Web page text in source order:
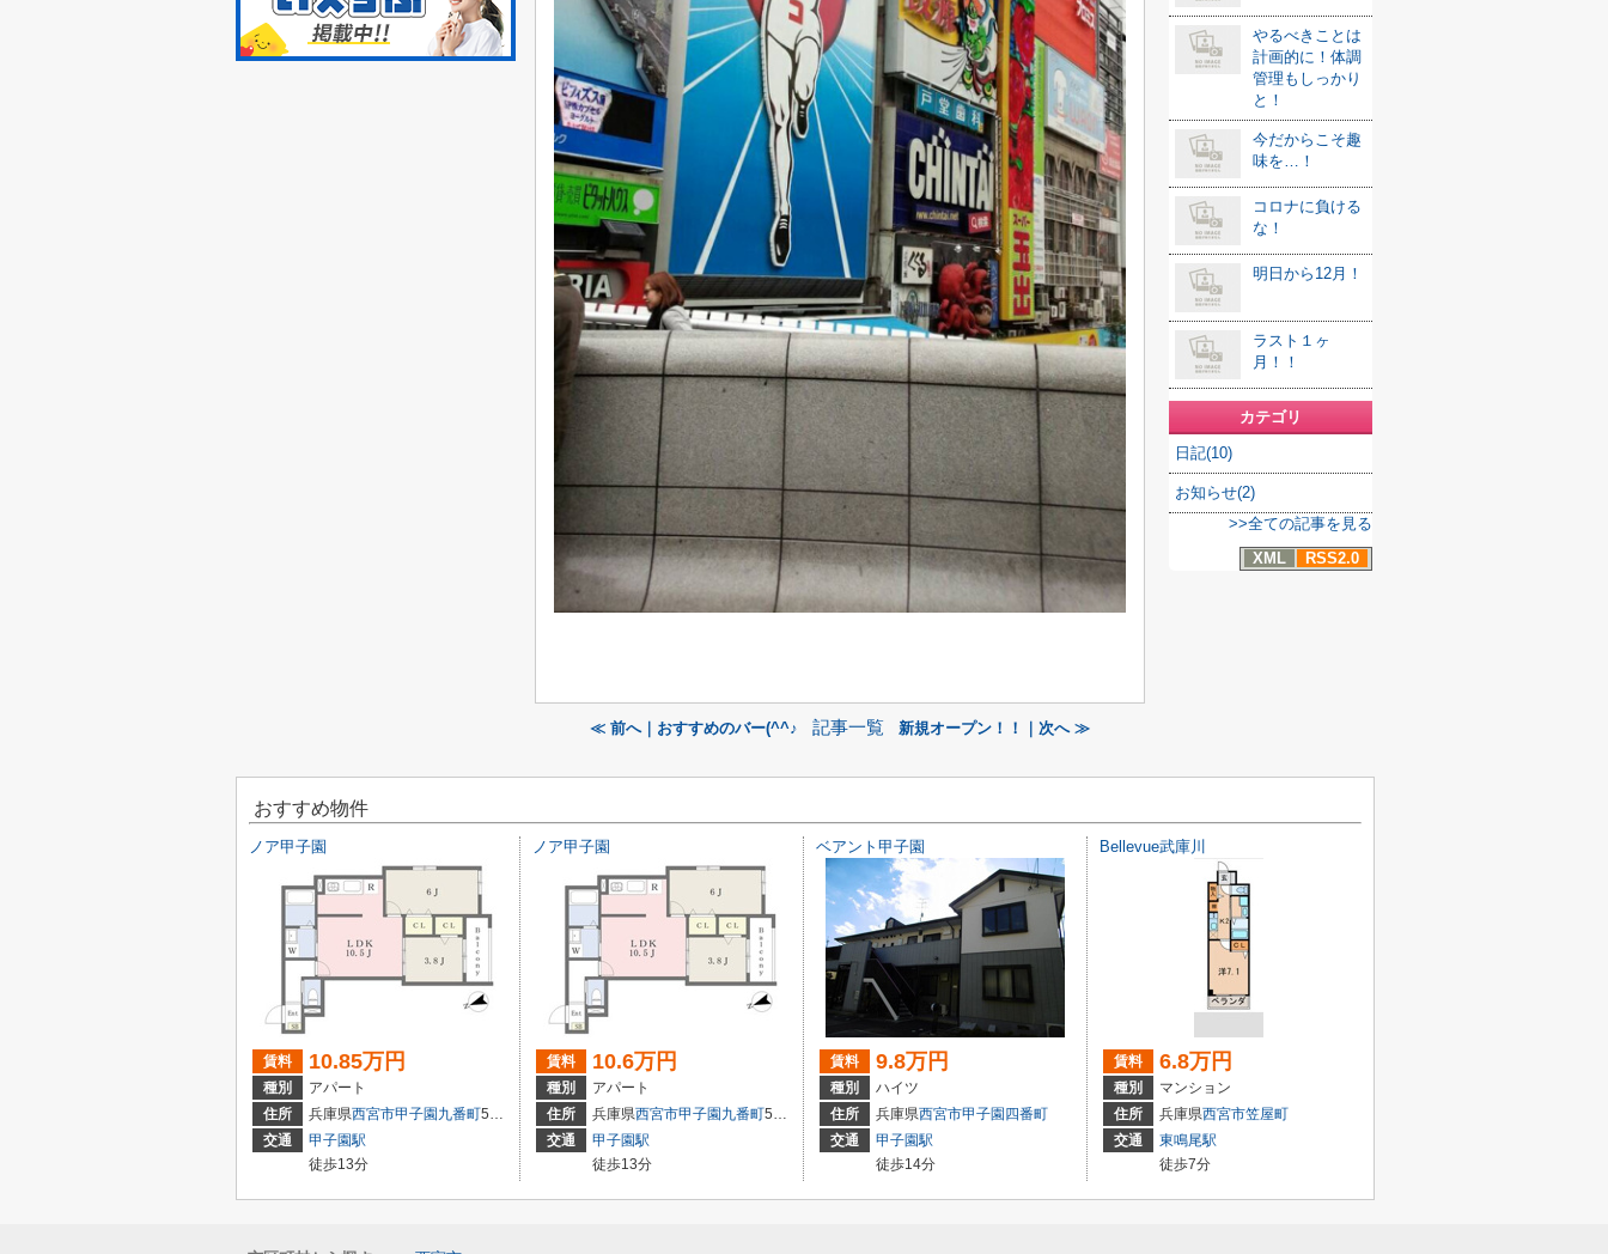
≪ 前へ｜おすすめのバー(^^♪ 記事一覧 新規オープン！！｜次へ ≫
やるべきことは
計画的に！体調
管理もしっかり
と！
今だからこそ趣
味を…！
コロナに負ける
な！
明日から12月！
ラスト１ヶ
月！！
カテゴリ
日記(10)
お知らせ(2)
>>全ての記事を見る
XML
RSS2.0
おすすめ物件
ノア甲子園
賃料 10.85万円
種別
アパート
住所
兵庫県西宮市甲子園九番町5-16
交通
甲子園駅
徒歩13分
ノア甲子園
賃料 10.6万円
種別
アパート
住所
兵庫県西宮市甲子園九番町5-16
交通
甲子園駅
徒歩13分
ベアント甲子園
賃料 9.8万円
種別
ハイツ
住所
兵庫県西宮市甲子園四番町
交通
甲子園駅
徒歩14分
Bellevue武庫川
賃料 6.8万円
種別
マンション
住所
兵庫県西宮市笠屋町
交通
東鳴尾駅
徒歩7分